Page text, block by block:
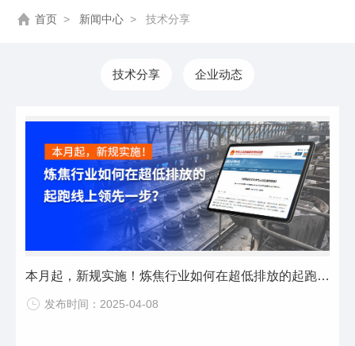
首页 > 新闻中心 > 技术分享
技术分享 企业动态
本月起，新规实施！炼焦行业如何在超低排放的起跑线上领先一步？
发布时间：2025-04-08